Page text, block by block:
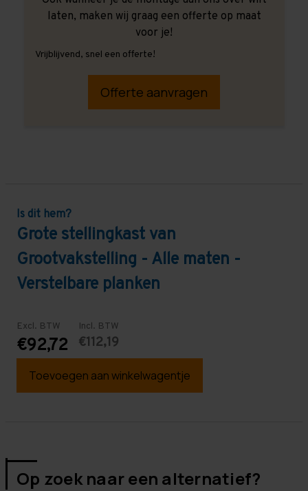
laten, maken wij graag een offerte op maat
voor je!
Vrijblijvend, snel een offerte!
Offerte aanvragen
Is dit hem?
Grote stellingkast van
Grootvakstelling - Alle maten -
Verstelbare planken
Excl. BTW
€92,72
Incl. BTW
€112,19
Toevoegen aan winkelwagentje
Op zoek naar een alternatief?